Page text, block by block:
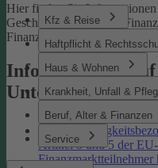
Kfz & Reise
Haftpflicht &
Haus & Wohnen
Krankheit, Unfall &
Beruf, Alter & Finanzen
Service
Hier finden Sie
Geschäftsprozesse und
Finanzmarktteilnehmer
Informationen auf
Unternehmens
Artikel 3 und 5 der